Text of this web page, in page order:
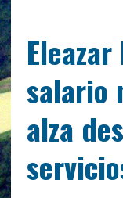
salario
alza